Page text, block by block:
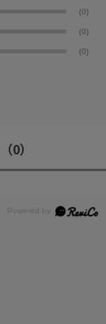
(0)
(0)
(0)
（0）